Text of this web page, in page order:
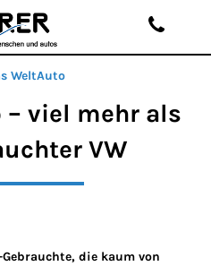
WeltAuto
– viel mehr als
VW
die kaum von